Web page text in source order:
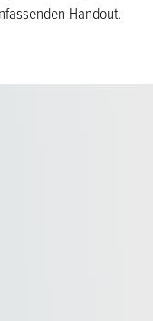
Handout.